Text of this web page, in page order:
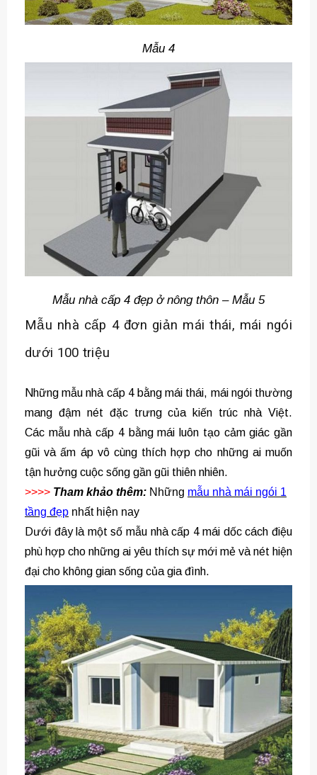
Mẫu 4
Mẫu nhà cấp 4 đẹp ở nông thôn – Mẫu 5
Mẫu nhà cấp 4 đơn giản mái thái, mái ngói
dưới 100 triệu
Những mẫu nhà cấp 4 bằng mái thái, mái ngói thường
mang đậm nét đặc trưng của kiến trúc nhà Việt.
Các mẫu nhà cấp 4 bằng mái luôn tạo cảm giác gần
gũi và ấm áp vô cùng thích hợp cho những ai muốn
tận hưởng cuộc sống gần gũi thiên nhiên.
>>>> Tham khảo thêm: Những mẫu nhà mái ngói 1
tầng đẹp nhất hiện nay
Dưới đây là một số mẫu nhà cấp 4 mái dốc cách điệu
phù hợp cho những ai yêu thích sự mới mẻ và nét hiện
đại cho không gian sống của gia đình.